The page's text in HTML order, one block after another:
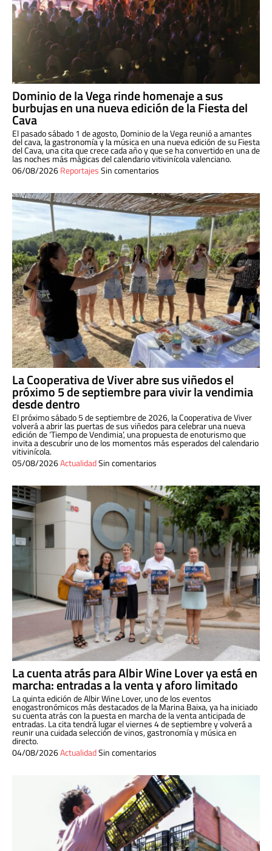
Dominio de la Vega rinde homenaje a sus
burbujas en una nueva edición de la Fiesta del
Cava
El pasado sábado 1 de agosto, Dominio de la Vega reunió a amantes
del cava, la gastronomía y la música en una nueva edición de su Fiesta
del Cava, una cita que crece cada año y que se ha convertido en una de
las noches más mágicas del calendario vitivinícola valenciano.
06/08/2026ReportajesSin comentarios
La Cooperativa de Viver abre sus viñedos el
próximo 5 de septiembre para vivir la vendimia
desde dentro
El próximo sábado 5 de septiembre de 2026, la Cooperativa de Viver
volverá a abrir las puertas de sus viñedos para celebrar una nueva
edición de ‘Tiempo de Vendimia’, una propuesta de enoturismo que
invita a descubrir uno de los momentos más esperados del calendario
vitivinícola.
05/08/2026ActualidadSin comentarios
La cuenta atrás para Albir Wine Lover ya está en
marcha: entradas a la venta y aforo limitado
La quinta edición de Albir Wine Lover, uno de los eventos
enogastronómicos más destacados de la Marina Baixa, ya ha iniciado
su cuenta atrás con la puesta en marcha de la venta anticipada de
entradas. La cita tendrá lugar el viernes 4 de septiembre y volverá a
reunir una cuidada selección de vinos, gastronomía y música en
directo.
04/08/2026ActualidadSin comentarios